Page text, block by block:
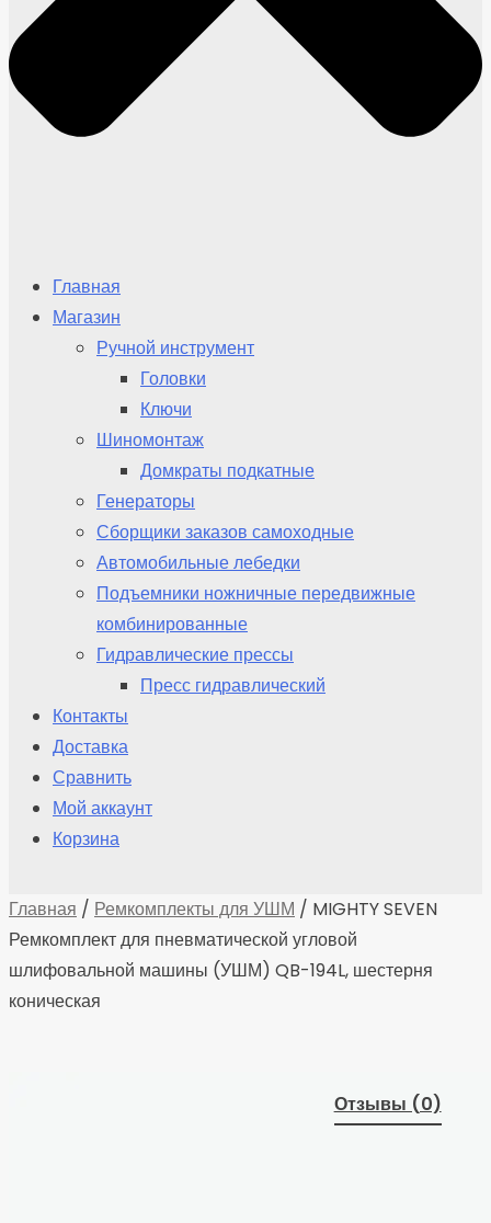
Главная
Магазин
Ручной инструмент
Головки
Ключи
Шиномонтаж
Домкраты подкатные
Генераторы
Сборщики заказов самоходные
Автомобильные лебедки
Подъемники ножничные передвижные
комбинированные
Гидравлические прессы
Пресс гидравлический
Контакты
Доставка
Сравнить
Мой аккаунт
Корзина
Главная / Ремкомплекты для УШМ / MIGHTY SEVEN
Ремкомплект для пневматической угловой
шлифовальной машины (УШМ) QB-194L, шестерня
коническая
Отзывы (0)